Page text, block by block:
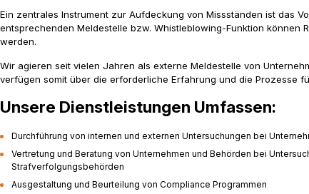
Ein zentrales Instrument zur Aufdeckung von Missständen ist das
entsprechenden Meldestelle bzw. Whistleblowing-Funktion
werden.
Wir agieren seit vielen Jahren als externe Meldestelle von
verfügen somit über die erforderliche Erfahrung und die Prozesse
Unsere Dienstleistungen Umfassen:
Durchführung von internen und externen Untersuchungen bei
Vertretung und Beratung von Unternehmen und Behörden bei
Strafverfolgungsbehörden
Ausgestaltung und Beurteilung von Compliance Programmen